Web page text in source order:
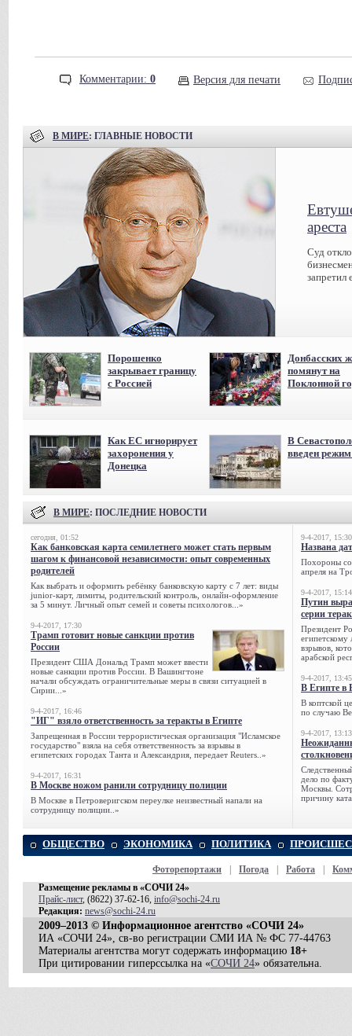
Комментарии: 0 Версия для печати
В МИРЕ: ГЛАВНЫЕ НОВОСТИ
ареста
Суд
запретил
Порошенко
закрывает границу
с Россией
Донбасских
помянут на
Поклонной
Как ЕС игнорирует
захоронения у
Донецка
В
введен
В МИРЕ: ПОСЛЕДНИЕ НОВОСТИ
сегодня, 01:52
Как банковская карта семилетнего может стать первым
шагом к финансовой независимости: опыт современных
родителей
Как выбрать и оформить ребёнку банковскую карту с 7 лет: виды
junior-карт, лимиты, родительский контроль, онлайн-оформление
за 5 минут. Личный опыт семей и советы психологов...»
9-4-2017, 17:30
Трамп готовит новые санкции против
России
Президент США Дональд Трамп может ввести
новые санкции против России. В Вашингтоне
начали обсуждать ограничительные меры в связи ситуацией в
Сирии...»
9-4-2017, 16:46
"ИГ" взяло ответственность за теракты в Египте
Запрещенная в России террористическая организация "Исламское
государство" взяла на себя ответственность за взрывы в
египетских городах Танта и Александрия, передает Reuters..»
9-4-2017, 16:31
В Москве ножом ранили сотрудницу полиции
В Москве в Петроверигском переулке неизвестный напали на
сотрудницу полиции..»
9-4-2017, 15:30
Названа
Похороны
апреля на
9-4-2017, 15:14
Путин
серии
Президент
египетскому
взрывов,
арабской
9-4-2017, 13:45
В Египте в
В коптской
по случаю
9-4-2017, 13:13
дело по
Москвы.
причину
ОБЩЕСТВО ЭКОНОМИКА ПОЛИТИКА
Фоторепортажи Погода Работа
Размещение рекламы в «СОЧИ 24»
Прайс-лист, (8622) 37-62-16, info@sochi-24.ru
Редакция: news@sochi-24.ru
2009–2013 © Информационное агентство «СОЧИ 24»
ИА «СОЧИ 24», св-во регистрации СМИ ИА № ФС 77-44763
Материалы агентства могут содержать информацию 18+
При цитировании гиперссылка на «СОЧИ 24» обязательна.